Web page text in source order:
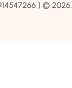
] © 2026.